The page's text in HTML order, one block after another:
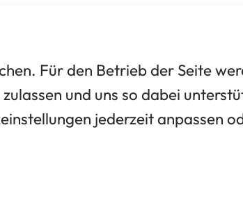
Für den Betrieb der Seite
und uns so dabei
jederzeit anpassen